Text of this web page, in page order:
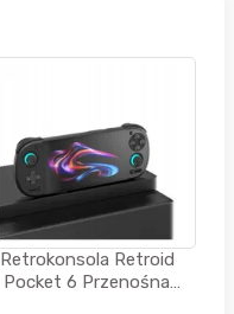
Retrokonsola Retroid
Pocket 6 Przenośna